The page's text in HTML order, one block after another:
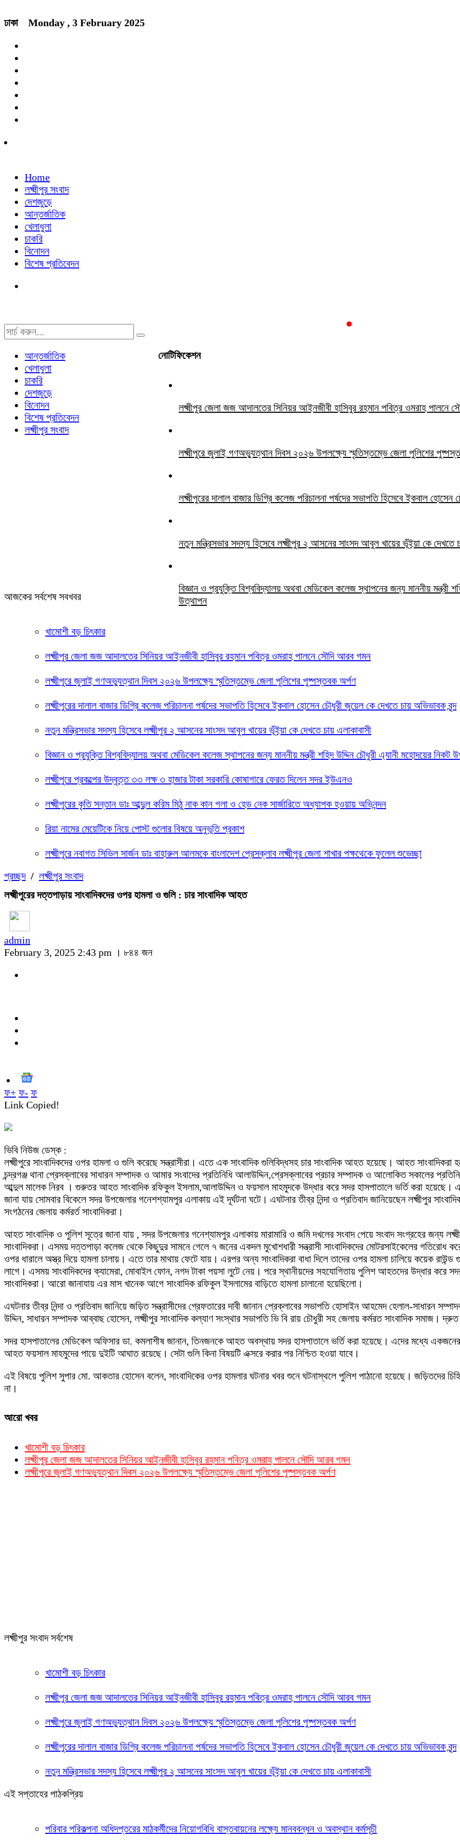
ঢাকা Monday , 3 February 2025
Home
লক্ষ্মীপুর সংবাদ
দেশজুড়ে
আন্তর্জাতিক
খেলাধুলা
চাকরি
বিনোদন
বিশেষ প্রতিবেদন
নোটিফিকেশন
লক্ষ্মীপুর জেলা জজ আদালতের সিনিয়র আইনজীবী হাসিবুর রহমান পবিত্র ওমরাহ পালনে
লক্ষ্মীপুরে জুলাই গণঅভ্যুত্থান দিবস ২০২৬ উপলক্ষ্যে স্মৃতিস্তম্ভে জেলা পুলিশের
লক্ষ্মীপুরের দালাল বাজার ডিগ্রি কলেজ পরিচালনা পর্ষদের সভাপতি হিসেবে ইকবাল
নতুন মন্ত্রিসভার সদস্য হিসেবে লক্ষ্মীপুর ২ আসনের সাংসদ আবুল খায়ের ভূঁইয়া কে দেখতে
বিজ্ঞান ও প্রযুক্তি বিশ্ববিদ্যালয় অথবা মেডিকেল কলেজ স্থাপনের জন্য মাননীয় মন্ত্রী
উত্থাপন
আন্তর্জাতিক
খেলাধুলা
চাকরি
দেশজুড়ে
বিনোদন
বিশেষ প্রতিবেদন
লক্ষ্মীপুর সংবাদ
আজকের সর্বশেষ সবখবর
খামোশী বড় চিৎকার
লক্ষ্মীপুর জেলা জজ আদালতের সিনিয়র আইনজীবী হাসিবুর রহমান পবিত্র ওমরাহ পালনে সৌদি আরব গমন
লক্ষ্মীপুরে জুলাই গণঅভ্যুত্থান দিবস ২০২৬ উপলক্ষ্যে স্মৃতিস্তম্ভে জেলা পুলিশের পুষ্পস্তবক অর্পণ
লক্ষ্মীপুরের দালাল বাজার ডিগ্রি কলেজ পরিচালনা পর্ষদের সভাপতি হিসেবে ইকবাল হোসেন চৌধুরী জুয়েল কে দেখতে চায় অভিভাবক বৃন্দ
নতুন মন্ত্রিসভার সদস্য হিসেবে লক্ষ্মীপুর ২ আসনের সাংসদ আবুল খায়ের ভূঁইয়া কে দেখতে চায় এলাকাবাসী
বিজ্ঞান ও প্রযুক্তি বিশ্ববিদ্যালয় অথবা মেডিকেল কলেজ স্থাপনের জন্য মাননীয় মন্ত্রী শহিদ উদ্দিন চৌধুরী এ্যানী মহোদয়ের নিকট
লক্ষ্মীপুরে প্রকল্পের উদ্বৃত্ত ৩৩ লক্ষ ৩ হাজার টাকা সরকারি কোষাগারে ফেরত দিলেন সদর ইউএনও
লক্ষ্মীপুরের কৃতি সন্তান ডাঃ আব্দুল করিম মিঠু নাক কান গলা ও হেড নেক সার্জারিতে অধ্যাপক হওয়ায় অভিনন্দন
রিয়া নামের মেয়েটিকে নিয়ে পোস্ট গুলোর বিষয়ে অনুভূতি প্রকাশ
লক্ষ্মীপুরে নবাগত সিভিল সার্জন ডাঃ বাহারুল আলমকে বাংলাদেশ প্রেসক্লাব লক্ষ্মীপুর জেলা শাখার পক্ষথেকে ফুলেল শুভেচ্ছা
প্রচ্ছদ/ লক্ষ্মীপুর সংবাদ
লক্ষ্মীপুরের দত্তপাড়ায় সাংবাদিকদের ওপর হামলা ও গুলি : চার সাংবাদিক আহত
admin
February 3, 2025 2:43 pm । ৮৪৪ জন
ফ+ ফ- ফ
Link Copied!
ভিবি নিউজ ডেস্ক :
লক্ষ্মীপুরে সাংবাদিকদের ওপর হামলা ও গুলি করেছে সন্ত্রাসীরা। এতে এক সাংবাদিক গুলিবিদ্ধসহ চার সাংবাদিক আহত হয়েছে। আহত
চন্দ্রগঞ্জ থানা প্রেসক্লাবের সাধারন সম্পাদক ও আমার সংবাদের প্রতিনিধি আলাউদ্দিন,প্রেসক্লাবের প্রচার সম্পাদক ও আলোকিত সকালের
আব্দুল মালেক নিরব । গুরুতর আহত সাংবাদিক রফিকুল ইসলাম,আলাউদ্দিন ও ফয়সাল মাহমুদকে উদ্ধার করে সদর হাসপাতালে ভর্তি করা
জানা যায় সোমবার বিকেলে সদর উপজেলার গনেশশ্যামপুর এলাকায় এই দূর্ঘটনা ঘটে। এঘটনার তীব্র নিন্দা ও প্রতিবাদ জানিয়েছেন লক্ষ্মীপুর
সংগঠনের জেলায় কর্মরর্ত সাংবাদিকরা।
আহত সাংবাদিক ও পুলিশ সূত্রে জানা যায় , সদর উপজেলার গনেশ্যামপুর এলাকায় মারামারি ও জমি দখলের সংবাদ পেয়ে সংবাদ সংগ্রহের জন্য
সাংবাদিকরা। এসময় দত্তপাড়া কলেজ থেকে কিছুদুর সামনে গেলে ৭ জনের একদল মুখোশধারী সন্ত্রাসী সাংবাদিকদের মোটরসাইকেলের গতিরোধ
ওপর ধারালে অস্ত্র দিয়ে হামলা চালায়। এতে তার মাথায় ফেটে যায়। এরপর অন্য সাংবাদিকরা বাধা দিলে তাদের ওপর হামলা চালিয়ে কয়েক
লাগে। এসময় সাংবাদিকদের ক্যামেরা, মোবাইল ফোন, নগদ টাকা পয়সা লুটে নেয়। পরে স্থানীয়দের সহযোগিতায় পুলিশ আহতদের উদ্ধার করে
সাংবাদিকরা। আরো জানাযায় এর মাস খানেক আগে সাংবাদিক রফিকুল ইসলামের বাড়িতে হামলা চালানো হয়েছিলো।
এঘটনার তীব্র নিন্দা ও প্রতিবাদ জানিয়ে জড়িত সন্ত্রাসীদের গ্রেফতারের দাবী জানান প্রেক্লাবের সভাপতি হোসাইন আহমেদ হেলাল-সাধারন
উদ্দিন, সাধারন সম্পাদক আব্বাছ হোসেন, লক্ষ্মীপুর সাংবাদিক কল্যাণ সংস্থার সভাপতি ভি বি রায় চৌধুরী সহ জেলায় কর্মরত সাংবাদিক সমাজ।
সদর হাসপাতালের মেডিকেল অফিসার ডা. কমলাশীষ জানান, তিনজনকে আহত অবস্থায় সদর হাসপাতালে ভর্তি করা হয়েছে। এদের মধ্যে
আহত ফয়সাল মাহমুদের পায়ে দুইটি আঘাত রয়েছে। সেটা গুলি কিনা বিষয়টি এক্সরে করার পর নিশ্চিত হওয়া যাবে।
এই বিষয়ে পুলিশ সুপার মো. আকতার হোসেন বলেন, সাংবাদিকের ওপর হামলার ঘটনার খবর শুনে ঘটনাস্থলে পুলিশ পাঠানো হয়েছে। জড়িতদের
না।
আরো খবর
খামোশী বড় চিৎকার
লক্ষ্মীপুর জেলা জজ আদালতের সিনিয়র আইনজীবী হাসিবুর রহমান পবিত্র ওমরাহ পালনে সৌদি আরব গমন
লক্ষ্মীপুরে জুলাই গণঅভ্যুত্থান দিবস ২০২৬ উপলক্ষ্যে স্মৃতিস্তম্ভে জেলা পুলিশের পুষ্পস্তবক অর্পণ
লক্ষ্মীপুর সংবাদ সর্বশেষ
খামোশী বড় চিৎকার
লক্ষ্মীপুর জেলা জজ আদালতের সিনিয়র আইনজীবী হাসিবুর রহমান পবিত্র ওমরাহ পালনে সৌদি আরব গমন
লক্ষ্মীপুরে জুলাই গণঅভ্যুত্থান দিবস ২০২৬ উপলক্ষ্যে স্মৃতিস্তম্ভে জেলা পুলিশের পুষ্পস্তবক অর্পণ
লক্ষ্মীপুরের দালাল বাজার ডিগ্রি কলেজ পরিচালনা পর্ষদের সভাপতি হিসেবে ইকবাল হোসেন চৌধুরী জুয়েল কে দেখতে চায় অভিভাবক বৃন্দ
নতুন মন্ত্রিসভার সদস্য হিসেবে লক্ষ্মীপুর ২ আসনের সাংসদ আবুল খায়ের ভূঁইয়া কে দেখতে চায় এলাকাবাসী
এই সপ্তাহের পাঠকপ্রিয়
পরিবার পরিকল্পনা অধিদপ্তরের মাঠকর্মীদের নিয়োগবিধি বাস্তবায়নের লক্ষ্যে মানববন্ধন ও অবস্থান কর্মসূচী